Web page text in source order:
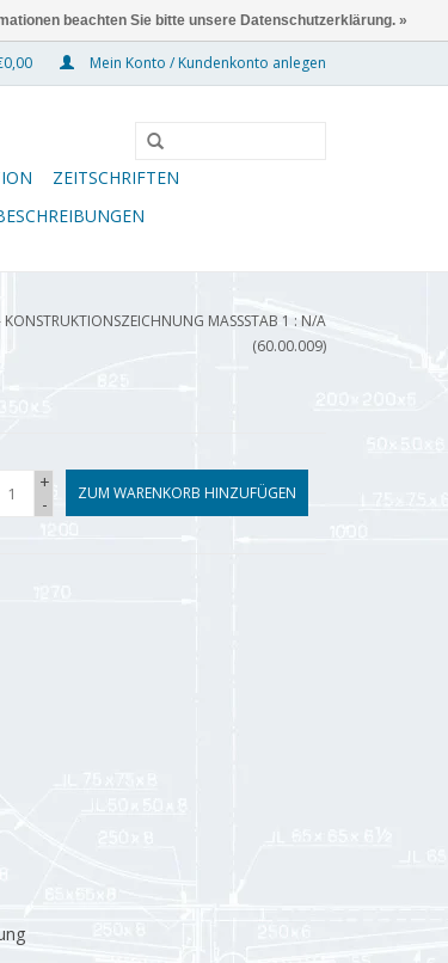
Mein Konto / Kundenkonto anlegen
ZEITSCHRIFTEN
KONSTRUKTIONSZEICHNUNG MASSSTAB 1 : N/A (
60.00.009)
+
-
ZUM WARENKORB HINZUFÜGEN
beachten Sie bitte unsere Datenschutzerklärung. »